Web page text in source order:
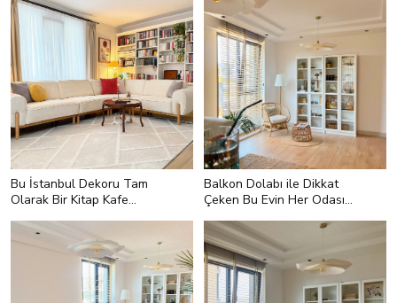
Bu İstanbul Dekoru Tam
Olarak Bir Kitap Kafe
Balkon Dolabı ile Dikkat
Çeken Bu Evin Her Odası